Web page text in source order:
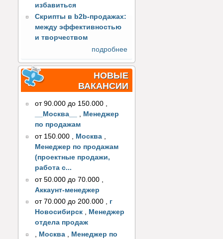
избавиться
Скрипты в b2b-продажах:
между эффективностью
и творчеством
подробнее
НОВЫЕ
ВАКАНСИИ
от 90.000 до 150.000 ,
__Москва__
, Менеджер
по продажам
от 150.000
Москва
Менеджер по продажам
(проектные продажи,
работа с...
от 50.000 до 70.000
Аккаунт-менеджер
от 70.000 до 200.000 , г
Новосибирск , Менеджер
отдела продаж
, Москва , Менеджер по